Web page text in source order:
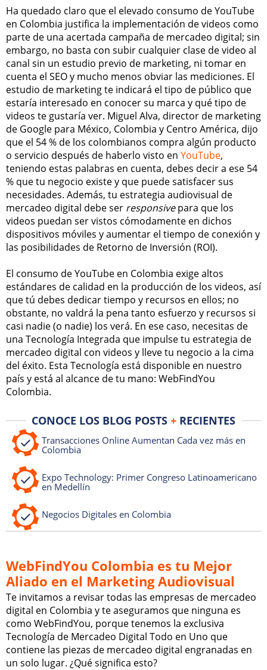
Ha quedado claro que el elevado consumo de YouTube
en Colombia justifica la implementación de videos como
parte de una acertada campaña de mercadeo digital; sin
embargo, no basta con subir cualquier clase de video al
canal sin un estudio previo de marketing, ni tomar en
cuenta el SEO y mucho menos obviar las mediciones. El
estudio de marketing te indicará el tipo de público que
estaría interesado en conocer su marca y qué tipo de
videos te gustaría ver. Miguel Alva, director de marketing
de Google para México, Colombia y Centro América, dijo
que el 54 % de los colombianos compra algún producto
o servicio después de haberlo visto en YouTube,
teniendo estas palabras en cuenta, debes decir a ese 54
% que tu negocio existe y que puede satisfacer sus
necesidades. Además, tu estrategia audiovisual de
mercadeo digital debe ser responsivepara que los
videos puedan ser vistos cómodamente en dichos
dispositivos móviles y aumentar el tiempo de conexión y
las posibilidades de Retorno de Inversión (ROI).
El consumo de YouTube en Colombia exige altos
estándares de calidad en la producción de los videos, así
que tú debes dedicar tiempo y recursos en ellos; no
obstante, no valdrá la pena tanto esfuerzo y recursos si
casi nadie (o nadie) los verá. En ese caso, necesitas de
una Tecnología Integrada que impulse tu estrategia de
mercadeo digital con videos y lleve tu negocio a la cima
del éxito. Esta Tecnología está disponible en nuestro
país y está al alcance de tu mano: WebFindYou
Colombia.
CONOCE LOS BLOG POSTS +RECIENTES
Transacciones Online Aumentan Cada vez más en
Colombia
Expo Technology: Primer Congreso Latinoamericano
en Medellín
Negocios Digitales en Colombia
WebFindYou Colombia es tu Mejor
Aliado en el Marketing Audiovisual
Te invitamos a revisar todas las empresas de mercadeo
digital en Colombia y te aseguramos que ninguna es
como WebFindYou, porque tenemos la exclusiva
Tecnología de Mercadeo Digital Todo en Uno que
contiene las piezas de mercadeo digital engranadas en
un solo lugar. ¿Qué significa esto?